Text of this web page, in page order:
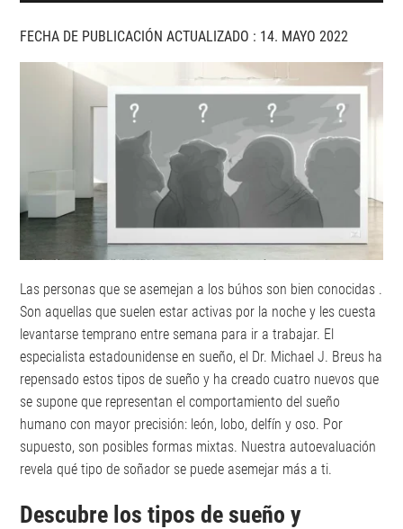
FECHA DE PUBLICACIÓN ACTUALIZADO : 14. MAYO 2022
Las personas que se asemejan a los búhos son bien conocidas .
Son aquellas que suelen estar activas por la noche y les cuesta
levantarse temprano entre semana para ir a trabajar. El
especialista estadounidense en sueño, el Dr. Michael J. Breus ha
repensado estos tipos de sueño y ha creado cuatro nuevos que
se supone que representan el comportamiento del sueño
humano con mayor precisión: león, lobo, delfín y oso. Por
supuesto, son posibles formas mixtas. Nuestra autoevaluación
revela qué tipo de soñador se puede asemejar más a ti.
Descubre los tipos de sueño y